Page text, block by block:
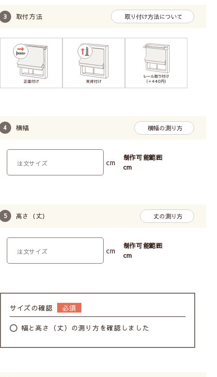
お手頃価格
長い丈の場合、昇降に力が必要です。
広い幅の窓は昇降コードが切れるおそれがありお勧
めしません。
柄の位置（模様の出し方）は指定できません。
シングルシェード【ドラム式】
操作が軽い
広い幅の窓におすすめ
耐久性がある
なので、窓側(裏面)もすっきりまとまっています。
メカに厚みがあり重くなるため、カーテンレール付
けには不向きです。
取付方法 取り付け方法について
横幅 横幅の測り方
cm
制作可能範囲
cm
高さ（丈） 丈の測り方
cm
制作可能範囲
cm
サイズの確認
幅と高さ（丈）の測り方を確認しました